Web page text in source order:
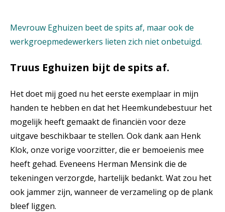
Mevrouw Eghuizen beet de spits af, maar ook de
werkgroepmedewerkers lieten zich niet onbetuigd.
Truus Eghuizen bijt de spits af.
Het doet mij goed nu het eerste exemplaar in mijn
handen te hebben en dat het Heemkundebestuur het
mogelijk heeft gemaakt de financiën voor deze
uitgave beschikbaar te stellen. Ook dank aan Henk
Klok, onze vorige voorzitter, die er bemoeienis mee
heeft gehad. Eveneens Herman Mensink die de
tekeningen verzorgde, hartelijk bedankt. Wat zou het
ook jammer zijn, wanneer de verzameling op de plank
bleef liggen.